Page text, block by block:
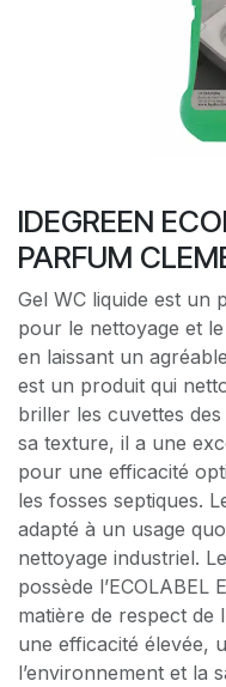
IDEGREEN
PARFUM
Gel WC liquide est un
pour le nettoyage et
en laissant un
est un produit qui
briller les cuvettes
sa texture, il a une
pour une efficacité
les fosses septiques.
adapté à un usage
nettoyage industriel.
possède
matière de respect de
une efficacité élevée,
l’environnement et la